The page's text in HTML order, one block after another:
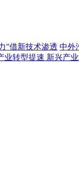
”借新技术渗透 中外
业转型提速 新兴产